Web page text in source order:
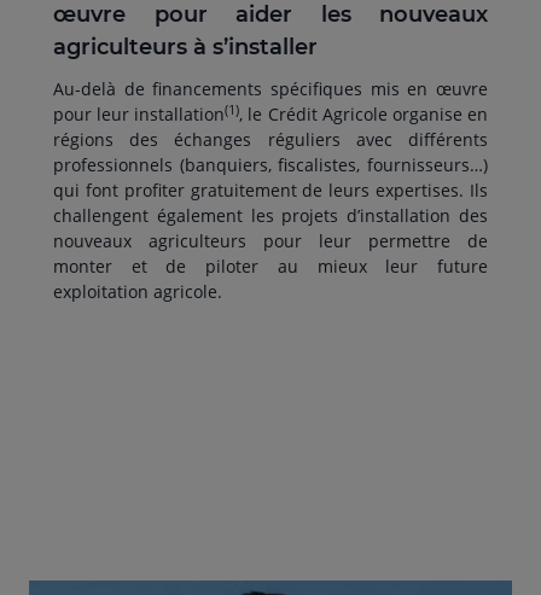
œuvre pour aider les nouveaux
agriculteurs à s’installer
Au-delà de financements spécifiques mis en œuvre
pour leur installation(1), le Crédit Agricole organise en
régions des échanges réguliers avec différents
professionnels (banquiers, fiscalistes, fournisseurs…)
qui font profiter gratuitement de leurs expertises. Ils
challengent également les projets d’installation des
nouveaux agriculteurs pour leur permettre de
monter et de piloter au mieux leur future
exploitation agricole.